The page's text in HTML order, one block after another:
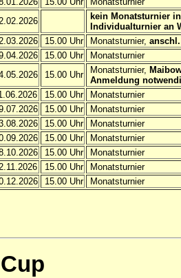
kein Monatsturnier
Individualturnier an
15.00 Uhr Monatsturnier,
15.00 Uhr
Monatsturnier
15.00 Uhr Monatsturnier,
Anmeldung
15.00 Uhr
Monatsturnier
15.00 Uhr
Monatsturnier
15.00 Uhr
Monatsturnier
15.00 Uhr
Monatsturnier
15.00 Uhr
Monatsturnier
15.00 Uhr
Monatsturnier
15.00 Uhr Monatsturnier